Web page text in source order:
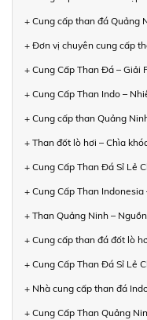
+ Cung cấp than đá Quảng
+ Đơn vị chuyên cung cấp
+ Cung Cấp Than Đá – Giải
+ Cung Cấp Than Indo –
+ Cung cấp than Quảng
+ Than đốt lò hơi – Chìa
+ Cung Cấp Than Đá Sỉ Lẻ
+ Cung Cấp Than
+ Than Quảng Ninh –
+ Cung cấp than đá đốt lò
+ Cung Cấp Than Đá Sỉ Lẻ
+ Nhà cung cấp than đá
+ Cung Cấp Than Quảng